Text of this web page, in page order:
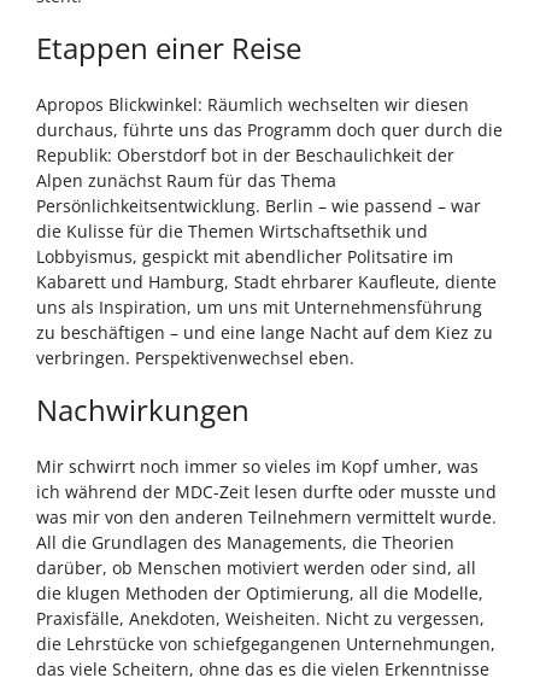
Etappen einer Reise
Apropos Blickwinkel: Räumlich wechselten wir diesen
durchaus, führte uns das Programm doch quer durch die
Republik: Oberstdorf bot in der Beschaulichkeit der
Alpen zunächst Raum für das Thema
Persönlichkeitsentwicklung. Berlin – wie passend – war
die Kulisse für die Themen Wirtschaftsethik und
Lobbyismus, gespickt mit abendlicher Politsatire im
Kabarett und Hamburg, Stadt ehrbarer Kaufleute, diente
uns als Inspiration, um uns mit Unternehmensführung
zu beschäftigen – und eine lange Nacht auf dem Kiez zu
verbringen. Perspektivenwechsel eben.
Nachwirkungen
Mir schwirrt noch immer so vieles im Kopf umher, was
ich während der MDC-Zeit lesen durfte oder musste und
was mir von den anderen Teilnehmern vermittelt wurde.
All die Grundlagen des Managements, die Theorien
darüber, ob Menschen motiviert werden oder sind, all
die klugen Methoden der Optimierung, all die Modelle,
Praxisfälle, Anekdoten, Weisheiten. Nicht zu vergessen,
die Lehrstücke von schiefgegangenen Unternehmungen,
das viele Scheitern, ohne das es die vielen Erkenntnisse